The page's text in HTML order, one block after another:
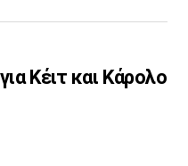
Κέιτ και Κάρολο